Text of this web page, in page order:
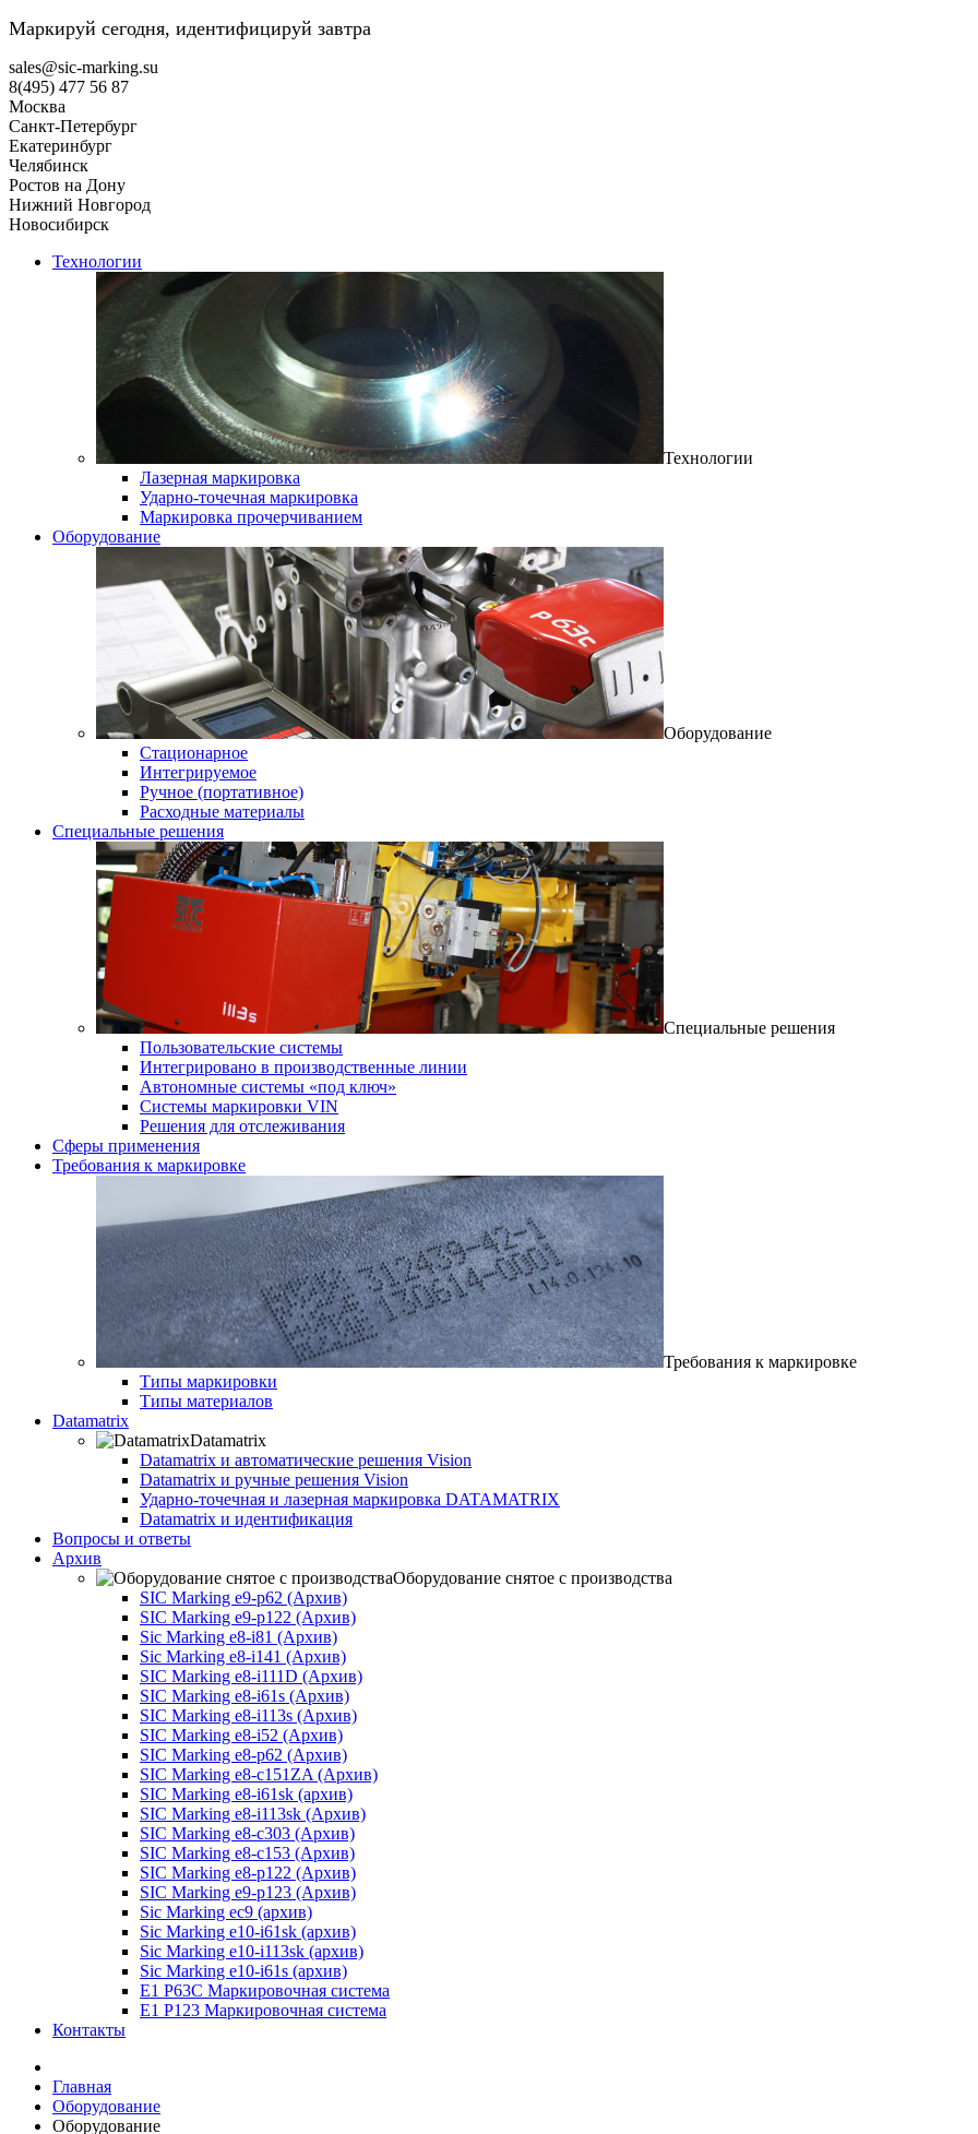
Маркируй сегодня, идентифицируй завтра
sales@sic-marking.su
8(495) 477 56 87
Москва
Санкт-Петербург
Екатеринбург
Челябинск
Ростов на Дону
Нижний Новгород
Новосибирск
Технологии
Технологии
Лазерная маркировка
Ударно-точечная маркировка
Маркировка прочерчиванием
Оборудование
Оборудование
Стационарное
Интегрируемое
Ручное (портативное)
Расходные материалы
Специальные решения
Специальные решения
Пользовательские системы
Интегрировано в производственные линии
Автономные системы «под ключ»
Системы маркировки VIN
Решения для отслеживания
Сферы применения
Требования к маркировке
Требования к маркировке
Типы маркировки
Типы материалов
Datamatrix
Datamatrix
Datamatrix и автоматические решения Vision
Datamatrix и ручные решения Vision
Ударно-точечная и лазерная маркировка DATAMATRIX
Datamatrix и идентификация
Вопросы и ответы
Архив
Оборудование снятое с производства
SIC Marking e9-p62 (Архив)
SIC Marking e9-p122 (Архив)
Sic Marking e8-i81 (Архив)
Sic Marking e8-i141 (Архив)
SIC Marking e8-i111D (Архив)
SIC Marking e8-i61s (Архив)
SIC Marking e8-i113s (Архив)
SIC Marking e8-i52 (Архив)
SIC Marking e8-p62 (Архив)
SIC Marking e8-с151ZA (Архив)
SIC Marking e8-i61sk (архив)
SIC Marking e8-i113sk (Архив)
SIC Marking e8-с303 (Архив)
SIC Marking e8-с153 (Архив)
SIC Marking e8-p122 (Архив)
SIC Marking e9-p123 (Архив)
Sic Marking ec9 (архив)
Sic Marking e10-i61sk (архив)
Sic Marking e10-i113sk (архив)
Sic Marking e10-i61s (архив)
E1 P63C Маркировочная система
E1 P123 Маркировочная система
Контакты
Главная
Оборудование
Оборудование